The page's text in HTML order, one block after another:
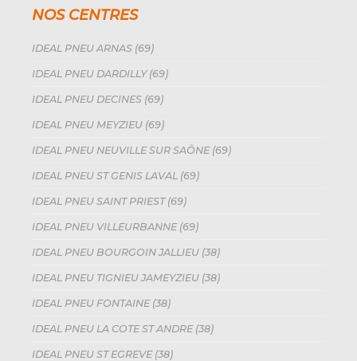
NOS CENTRES
IDEAL PNEU ARNAS (69)
IDEAL PNEU DARDILLY (69)
IDEAL PNEU DECINES (69)
IDEAL PNEU MEYZIEU (69)
IDEAL PNEU NEUVILLE SUR SAÔNE (69)
IDEAL PNEU ST GENIS LAVAL (69)
IDEAL PNEU SAINT PRIEST (69)
IDEAL PNEU VILLEURBANNE (69)
IDEAL PNEU BOURGOIN JALLIEU (38)
IDEAL PNEU TIGNIEU JAMEYZIEU (38)
IDEAL PNEU FONTAINE (38)
IDEAL PNEU LA COTE ST ANDRE (38)
IDEAL PNEU ST EGREVE (38)